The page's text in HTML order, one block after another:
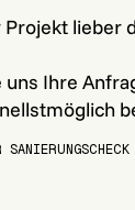
lieber
uns Ihre
SANIERUNGSCHECK